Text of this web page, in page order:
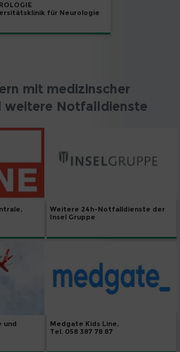
für Neurologie
mit medizinscher
weitere Notfalldienste
Weitere 24h-Notfalldienste der
Insel Gruppe
und
Medgate Kids Line,
Tel. 058 387 78 87